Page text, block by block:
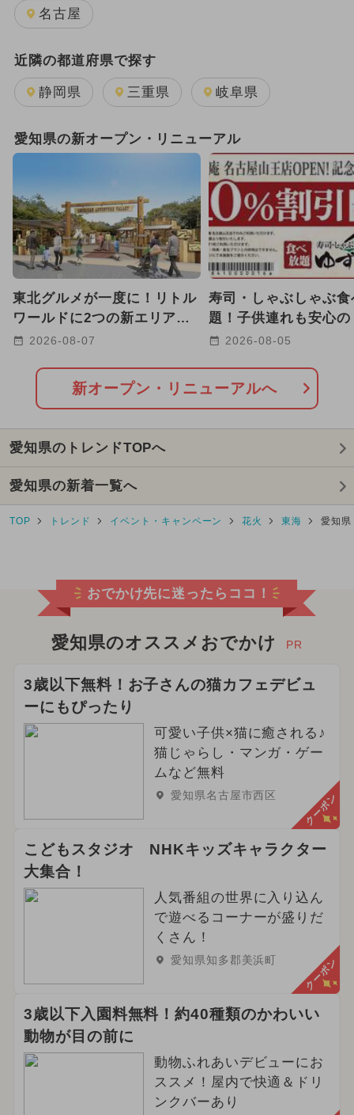
雨の日OK
2025年12月のイベント
2026年1月のイベント
2024年12月のイベント
2026年3月のイベント
2024年7月のイベント
2024年11月のイベント
2026年2月のイベント
2025年3月のイベント
2026年8月のイベント
2025年10月のイベント
2026年4月のイベント
2026年5月のイベント
2025年9月のイベント
2025年8月のイベント
2025年5月のイベント
2025年4月のイベント クリスマス
2024年9月のイベント
2024年3月のイベント
2024年4月のイベント
2025年7月のイベント
2025年2月のイベント
2025年1月のイベント
2024年8月のイベント
2026年6月のイベント
2024年2月のイベント
名古屋
近隣の都道府県で探す
静岡県 三重県 岐阜県
愛知県の新オープン・リニューアル
東北グルメが一度に！リトル
ワールドに2つの新エリア誕
生 弓矢や宝石探しも！
2026-08-07
寿司・しゃぶしゃぶ食
題！子供連れも安心の
庵 名古屋山王店」が
2026-08-05
新オープン・リニューアルへ
愛知県のトレンドTOPへ
愛知県の新着一覧へ
TOP トレンド イベント・キャンペーン 花火 東海 愛知県
おでかけ先に迷ったらココ！
愛知県のオススメおでかけ PR
3歳以下無料！お子さんの猫カフェデビュ
ーにもぴったり
可愛い子供×猫に癒される♪
猫じゃらし・マンガ・ゲー
ムなど無料
愛知県名古屋市西区 クーポン
こどもスタジオ NHKキッズキャラクター
大集合！
人気番組の世界に入り込ん
で遊べるコーナーが盛りだ
くさん！
愛知県知多郡美浜町 クーポン
3歳以下入園料無料！約40種類のかわいい
動物が目の前に
動物ふれあいデビューにお
ススメ！屋内で快適＆ドリ
ンクバーあり